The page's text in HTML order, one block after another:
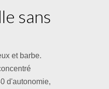
sans
et barbe.
d'autonomie,